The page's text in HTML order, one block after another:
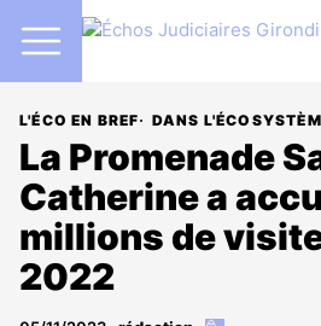
L'ÉCO EN BREF DANS
La Promenade
Catherine a
millions de
2022